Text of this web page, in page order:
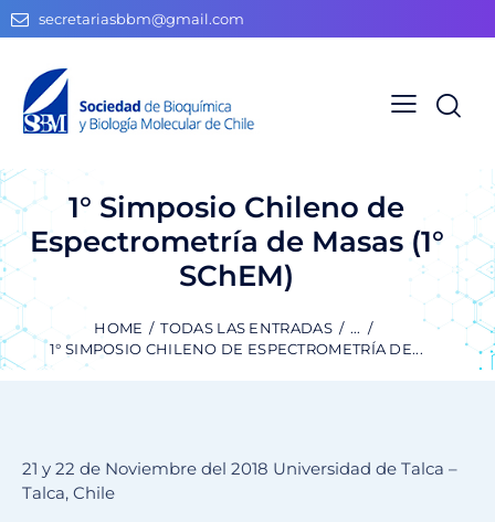
secretariasbbm@gmail.com
1° Simposio Chileno de
Espectrometría de Masas (1°
SChEM)
HOME TODAS LAS ENTRADAS
...
1° SIMPOSIO CHILENO DE ESPECTROMETRÍA DE...
21 y 22 de Noviembre del 2018 Universidad de Talca –
Talca, Chile